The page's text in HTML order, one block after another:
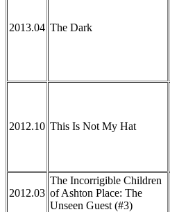
2013.04 The Dark
2012.10 This Is Not My Hat
2012.03
The Incorrigible Children
of Ashton Place: The
Unseen Guest (#3)